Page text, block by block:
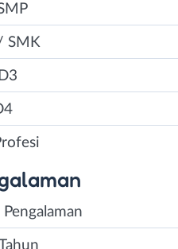
SMK
Pengalaman